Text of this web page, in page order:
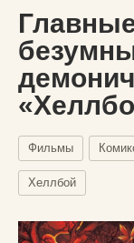
Фильмы
Хеллбой